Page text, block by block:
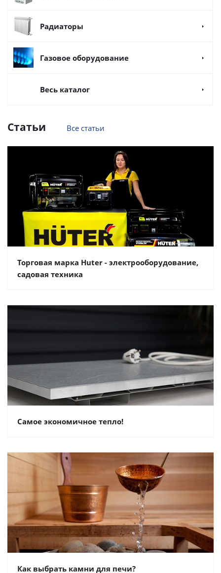
Радиаторы
Газовое оборудование
Весь каталог
Статьи Все статьи
Торговая марка Huter - электрооборудование,
садовая техника
Самое экономичное тепло!
Как выбрать камни для печи?